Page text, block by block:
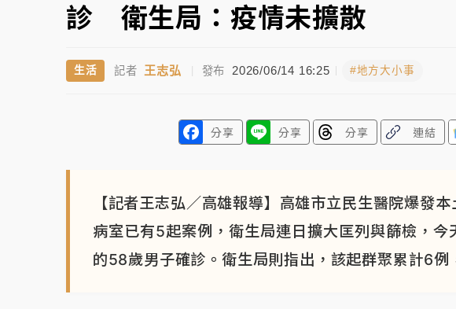
診 衛生局：疫情未擴散
生活 記者 王志弘 發布 2026/06/14 16:25 #地方大小事
分享 分享 分享 連結
【記者王志弘／高雄報導】高雄市立民生醫院爆發
病室已有5起案例，衛生局連日擴大匡列與篩檢，
的58歲男子確診。衛生局則指出，該起群聚累計6例